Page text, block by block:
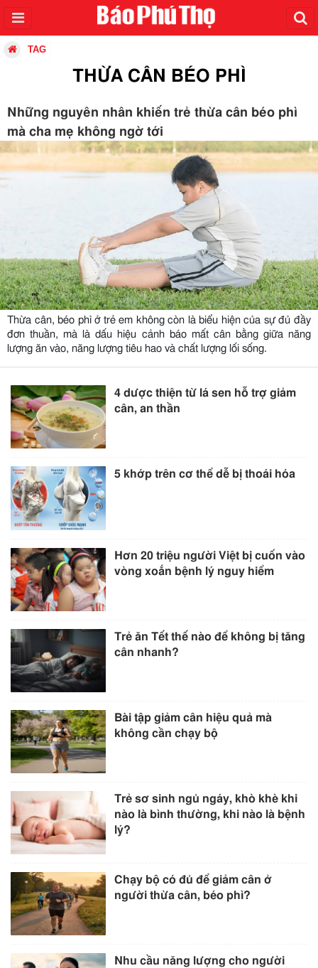
TAG
THỪA CÂN BÉO PHÌ
Những nguyên nhân khiến trẻ thừa cân béo phì
mà cha mẹ không ngờ tới
Thừa cân, béo phì ở trẻ em không còn là biểu hiện của sự đủ đầy
đơn thuần, mà là dấu hiệu cảnh báo mất cân bằng giữa năng
lượng ăn vào, năng lượng tiêu hao và chất lượng lối sống.
4 dược thiện từ lá sen hỗ trợ giảm
cân, an thần
5 khớp trên cơ thể dễ bị thoái hóa
Hơn 20 triệu người Việt bị cuốn vào
vòng xoắn bệnh lý nguy hiểm
Trẻ ăn Tết thế nào để không bị tăng
cân nhanh?
Bài tập giảm cân hiệu quả mà
không cần chạy bộ
Trẻ sơ sinh ngủ ngáy, khò khè khi
nào là bình thường, khi nào là bệnh
lý?
Chạy bộ có đủ để giảm cân ở
người thừa cân, béo phì?
Nhu cầu năng lượng cho người